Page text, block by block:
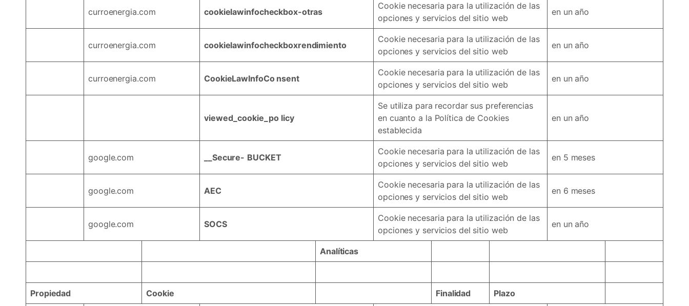
curroenergia.com cookielawinfocheckbox-otras
Cookie necesaria para la utilización de las
opciones y servicios del sitio web
en un año
curroenergia.com cookielawinfocheckboxrendimiento
Cookie necesaria para la utilización de las
opciones y servicios del sitio web
en un año
curroenergia.com CookieLawInfoCo nsent
Cookie necesaria para la utilización de las
opciones y servicios del sitio web
en un año
viewed_cookie_po licy
Se utiliza para recordar sus preferencias
en cuanto a la Política de Cookies
establecida
en un año
google.com __Secure- BUCKET
Cookie necesaria para la utilización de las
opciones y servicios del sitio web
en 5 meses
google.com AEC
Cookie necesaria para la utilización de las
opciones y servicios del sitio web
en 6 meses
google.com SOCS
Cookie necesaria para la utilización de las
opciones y servicios del sitio web
en un año
Analíticas
Propiedad Cookie Finalidad Plazo